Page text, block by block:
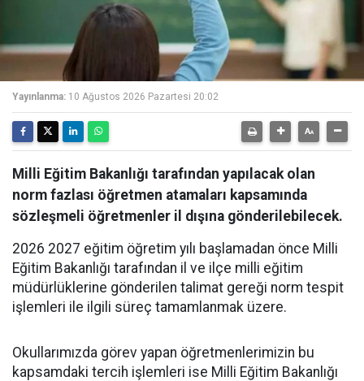
Yayınlanma: 10 Ağustos 2026 Pazartesi 20:02
Milli Eğitim Bakanlığı tarafından yapılacak olan
norm fazlası öğretmen atamaları kapsamında
sözleşmeli öğretmenler il dışına gönderilebilecek.
2026 2027 eğitim öğretim yılı başlamadan önce Milli
Eğitim Bakanlığı tarafından il ve ilçe milli eğitim
müdürlüklerine gönderilen talimat gereği norm tespit
işlemleri ile ilgili süreç tamamlanmak üzere.
Okullarımızda görev yapan öğretmenlerimizin bu
kapsamdaki tercih işlemleri ise Milli Eğitim Bakanlığı